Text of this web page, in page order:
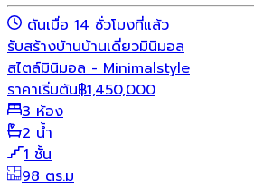
ดันเมื่อ 14 ชั่วโมงที่แล้ว
รับสร้างบ้านบ้านเดี่ยวมินิมอล
สไตล์มินิมอล - Minimalstyle
ราคาเริ่มต้น฿1,450,000
3 ห้อง
2 น้ำ
1 ชั้น
98 ตร.ม